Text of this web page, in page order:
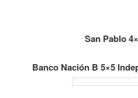
San Pablo
Banco Nación B 5×5